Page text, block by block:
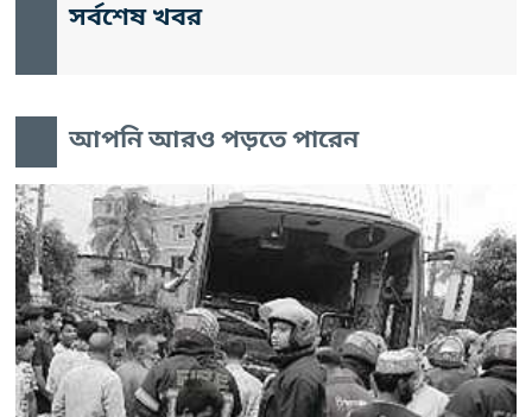
সর্বশেষ খবর
আপনি আরও পড়তে পারেন